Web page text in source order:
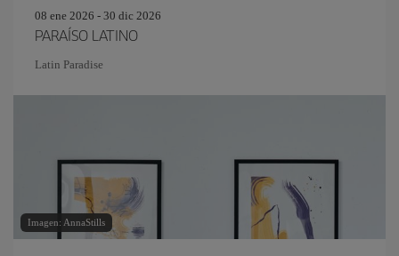
08 ene 2026 - 30 dic 2026
PARAÍSO LATINO
Latin Paradise
Imagen: AnnaStills